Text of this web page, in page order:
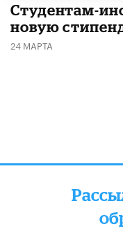
Студентам-
новую
24 МАРТА